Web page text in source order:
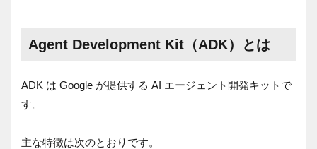
Agent Development Kit（ADK）とは
ADK は Google が提供する AI エージェント開発キットで
す。
主な特徴は次のとおりです。